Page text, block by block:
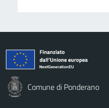
Comune di Ponderano